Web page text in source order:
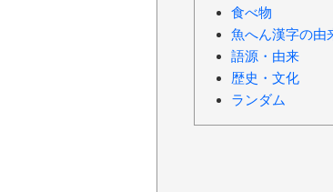
食べ物
魚へん漢字の由
語源・由来
歴史・文化
ランダム